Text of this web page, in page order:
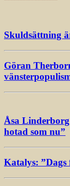
Skuldsättning
Göran
Åsa
hotad som nu”
Katalys: ”Dags